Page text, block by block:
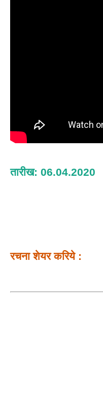
तारीख: 06.04.2020
रचना शेयर करिये :